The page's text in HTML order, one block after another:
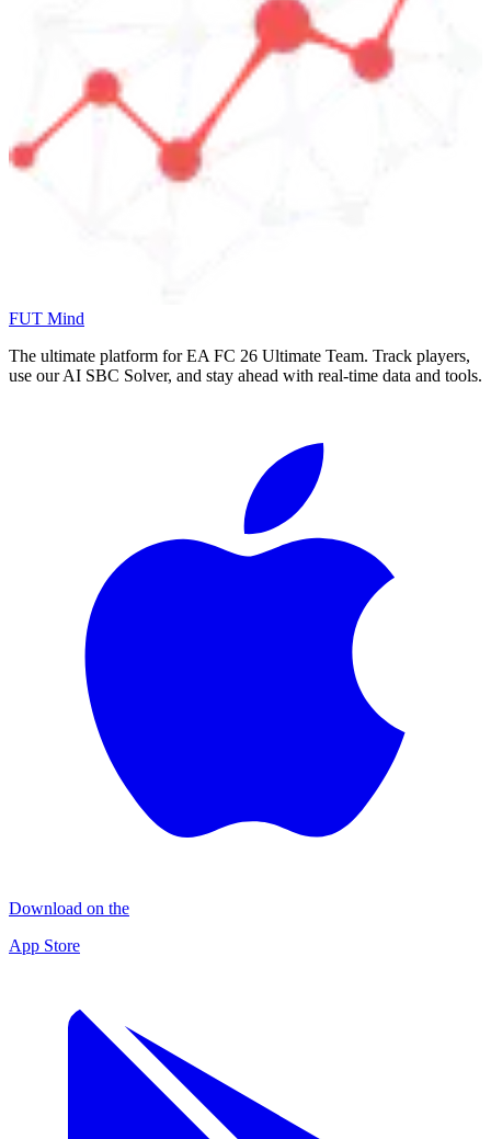
FUT Mind
The ultimate platform for EA FC 26 Ultimate Team. Track players,
use our AI SBC Solver, and stay ahead with real-time data and tools.
Download on the
App Store